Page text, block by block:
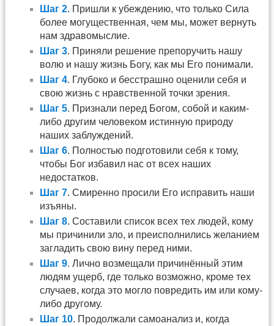
Шаг 2. Пришли к убеждению, что только Сила
более могущественная, чем мы, может вернуть
нам здравомыслие.
Шаг 3. Приняли решение препоручить нашу
волю и нашу жизнь Богу, как мы Его понимали.
Шаг 4. Глубоко и бесстрашно оценили себя и
свою жизнь с нравственной точки зрения.
Шаг 5. Признали перед Богом, собой и каким-
либо другим человеком истинную природу
наших заблуждений.
Шаг 6. Полностью подготовили себя к тому,
чтобы Бог избавил нас от всех наших
недостатков.
Шаг 7. Смиренно просили Его исправить наши
изъяны.
Шаг 8. Составили список всех тех людей, кому
мы причинили зло, и преисполнились желанием
загладить свою вину перед ними.
Шаг 9. Лично возмещали причинённый этим
людям ущерб, где только возможно, кроме тех
случаев, когда это могло повредить им или кому-
либо другому.
Шаг 10. Продолжали самоанализ и, когда